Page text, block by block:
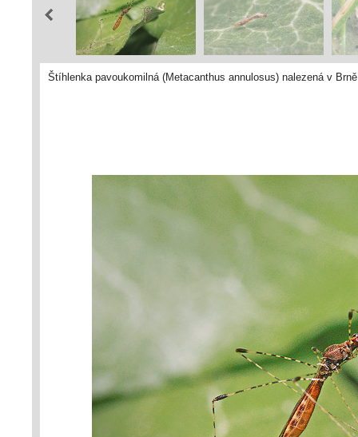
Štíhlenka pavoukomilná (Metacanthus annulosus) nalezená v